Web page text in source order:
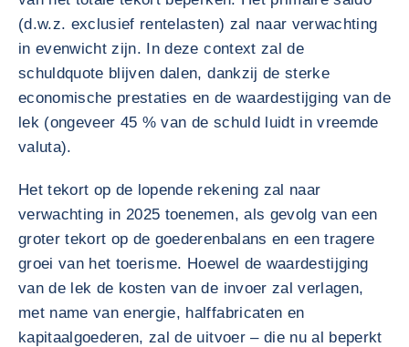
(d.w.z. exclusief rentelasten) zal naar verwachting
in evenwicht zijn. In deze context zal de
schuldquote blijven dalen, dankzij de sterke
economische prestaties en de waardestijging van de
lek (ongeveer 45 % van de schuld luidt in vreemde
valuta).
Het tekort op de lopende rekening zal naar
verwachting in 2025 toenemen, als gevolg van een
groter tekort op de goederenbalans en een tragere
groei van het toerisme. Hoewel de waardestijging
van de lek de kosten van de invoer zal verlagen,
met name van energie, halffabricaten en
kapitaalgoederen, zal de uitvoer – die nu al beperkt